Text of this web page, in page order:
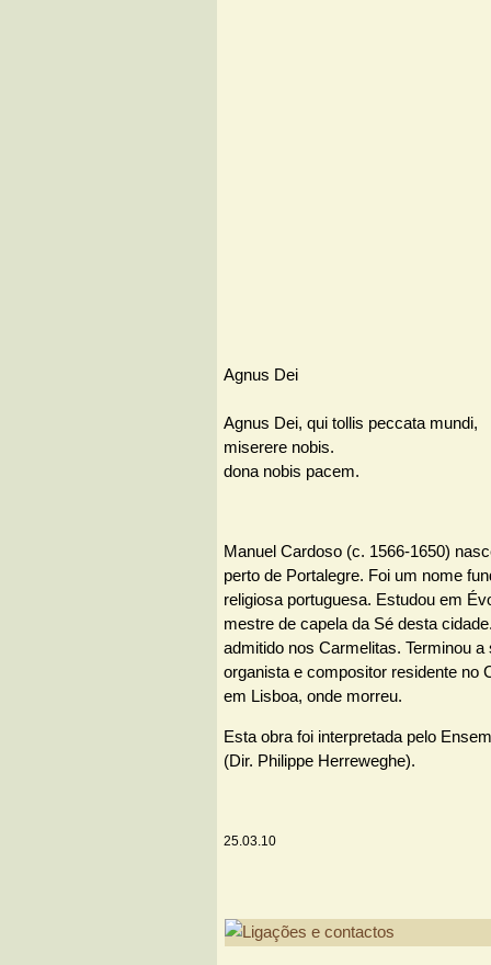
Agnus Dei
Agnus Dei, qui tollis peccata mundi,
miserere nobis.
dona nobis pacem.
Manuel Cardoso (c. 1566-1650)
perto de Portalegre. Foi um nome
religiosa portuguesa. Estudou em
mestre de capela da Sé desta
admitido nos Carmelitas. Terminou
organista e compositor residente no
em Lisboa, onde morreu.
Esta obra foi interpretada pelo
(Dir. Philippe Herreweghe).
25.03.10